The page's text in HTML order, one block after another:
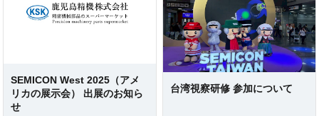
SEMICON West 2025（アメ
リカの展示会） 出展のお知ら
せ
台湾視察研修 参加について